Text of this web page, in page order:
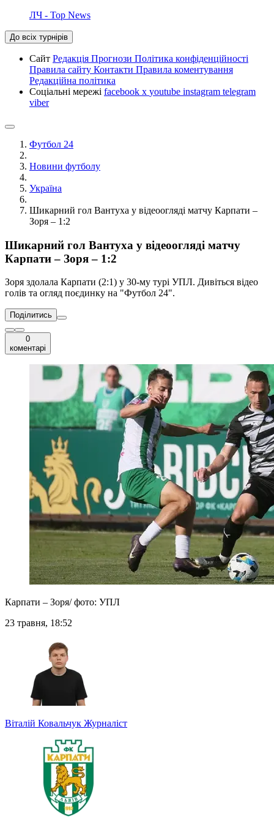
ЛЧ - Top News
До всіх турнірів
Сайт Редакція Прогнози Політика конфіденційності
Правила сайту Контакти Правила коментування
Редакційна політика
Соціальні мережі facebook x youtube instagram telegram
viber
Футбол 24
Новини футболу
Україна
Шикарний гол Вантуха у відеоогляді матчу Карпати –
Зоря – 1:2
Шикарний гол Вантуха у відеоогляді матчу
Карпати – Зоря – 1:2
Зоря здолала Карпати (2:1) у 30-му турі УПЛ. Дивіться відео
голів та огляд поєдинку на "Футбол 24".
Поділитись
0
коментарі
Карпати – Зоря/ фото: УПЛ
23 травня, 18:52
Віталій Ковальчук Журналіст